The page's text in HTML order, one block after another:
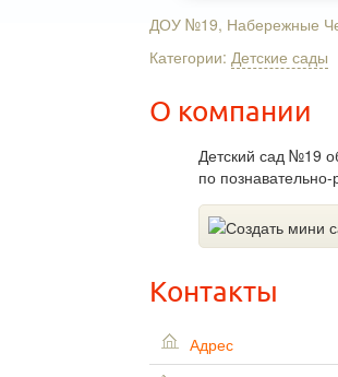
ДОУ №19, Набережные
Категории: Детские сады
О компании
Детский сад №19
по
Контакты
Адрес